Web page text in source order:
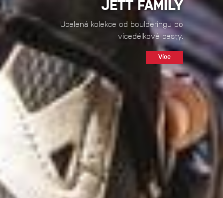
JETT FAMILY
Ucelená kolekce od boulderingu po
vícedélkové cesty.
Více